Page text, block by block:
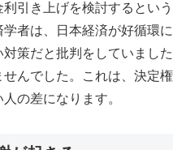
引き上げを検討するという
者は、日本経済が好循環に
策だと批判をしていました
んでした。これは、決定権
の差になります。